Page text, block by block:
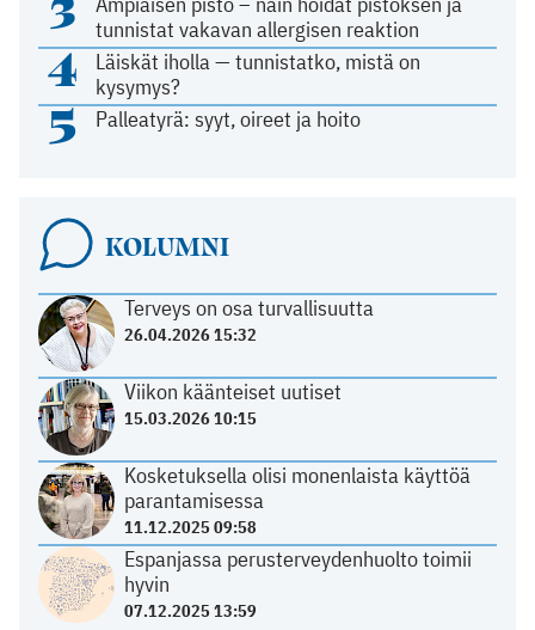
tunnistat vakavan allergisen reaktion
4
Läiskät iholla — tunnistatko, mistä on
kysymys?
5 Palleatyrä: syyt, oireet ja hoito
KOLUMNI
Terveys on osa turvallisuutta
26.04.2026 15:32
Viikon käänteiset uutiset
15.03.2026 10:15
Kosketuksella olisi monenlaista käyttöä
parantamisessa
11.12.2025 09:58
Espanjassa perusterveydenhuolto toimii
hyvin
07.12.2025 13:59